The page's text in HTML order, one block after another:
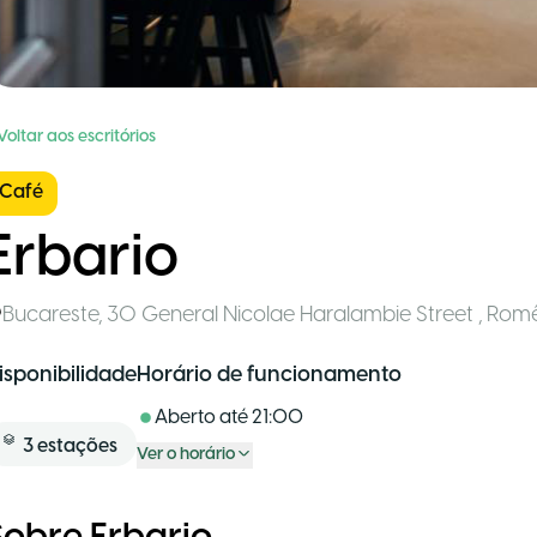
aos escritórios
Café
Bucareste, 30 General Nicolae Haralambie Street ,
3estações
Horário de funcionamento
Aberto até21:00
Ver o horário